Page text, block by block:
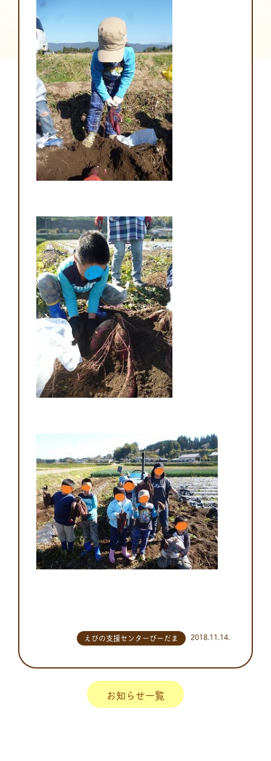
2018.11.14.
えびの支援センターびーだま
お知らせ一覧